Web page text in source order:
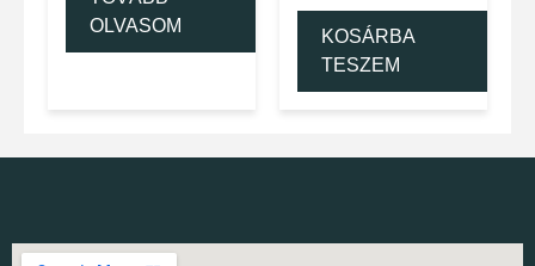
OLVASOM
KOSÁRBA
TESZEM